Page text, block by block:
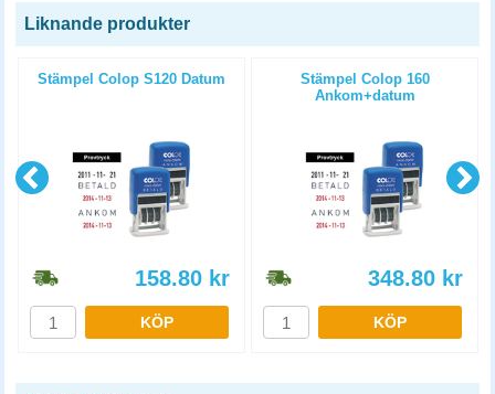
Liknande produkter
Stämpel Colop S120 Datum
158.80 kr
KÖP
Stämpel Colop 160
Ankom+datum
348.80 kr
KÖP